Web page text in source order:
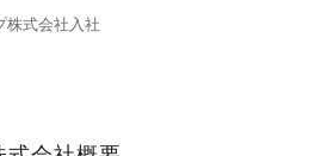
株式会社入社